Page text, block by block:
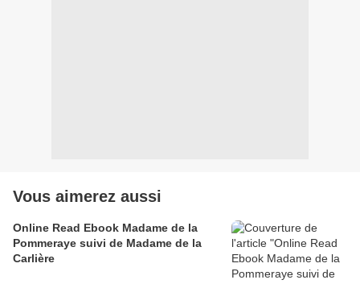
Vous aimerez aussi
Online Read Ebook Madame de la
Pommeraye suivi de Madame de la
Carlière